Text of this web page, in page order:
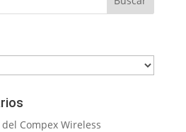
Compex Wireless